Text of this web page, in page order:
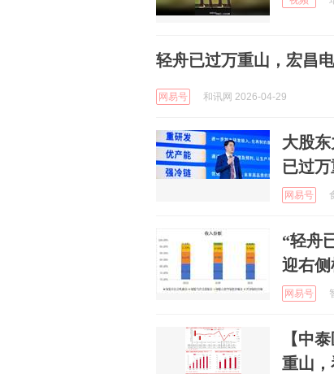
轻舟已过万重山，宏昌
网易号 和讯网 2026-04-29
大股
已过万
网易号
“轻舟
迎右侧
网易号
【中
重山